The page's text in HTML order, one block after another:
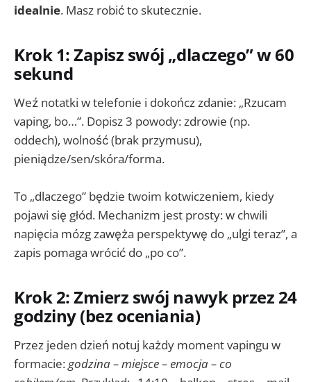
idealnie. Masz robić to skutecznie.
Krok 1: Zapisz swój „dlaczego” w 60
sekund
Weź notatki w telefonie i dokończ zdanie: „Rzucam
vaping, bo…”. Dopisz 3 powody: zdrowie (np.
oddech), wolność (brak przymusu),
pieniądze/sen/skóra/forma.
To „dlaczego” będzie twoim kotwiczeniem, kiedy
pojawi się głód. Mechanizm jest prosty: w chwili
napięcia mózg zawęża perspektywę do „ulgi teraz”, a
zapis pomaga wrócić do „po co”.
Krok 2: Zmierz swój nawyk przez 24
godziny (bez oceniania)
Przez jeden dzień notuj każdy moment vapingu w
formacie: godzina – miejsce – emocja – co